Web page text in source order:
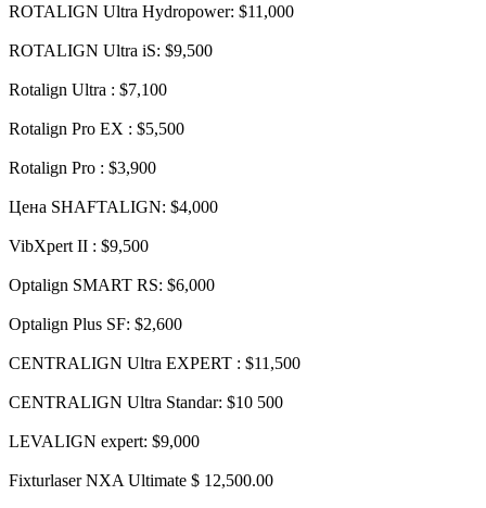
ROTALIGN Ultra Hydropower: $11,000
ROTALIGN Ultra iS: $9,500
Rotalign Ultra : $7,100
Rotalign Pro EX : $5,500
Rotalign Pro : $3,900
Цена SHAFTALIGN: $4,000
VibXpert II : $9,500
Optalign SMART RS: $6,000
Optalign Plus SF: $2,600
CENTRALIGN Ultra EXPERT : $11,500
CENTRALIGN Ultra Standar: $10 500
LEVALIGN expert: $9,000
Fixturlaser NXA Ultimate $ 12,500.00